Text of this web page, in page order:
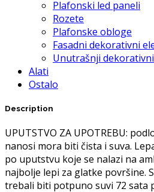
Plafonski led paneli
Rozete
Plafonske obloge
Fasadni dekorativni
Unutrašnji
Alati
Ostalo
Description
UPUTSTVO ZA UPOTREBU:
nanosi mora biti čista i suva.
po uputstvu koje se nalazi na
najbolje lepi za glatke površine.
trebali biti potpuno suvi 72 sata